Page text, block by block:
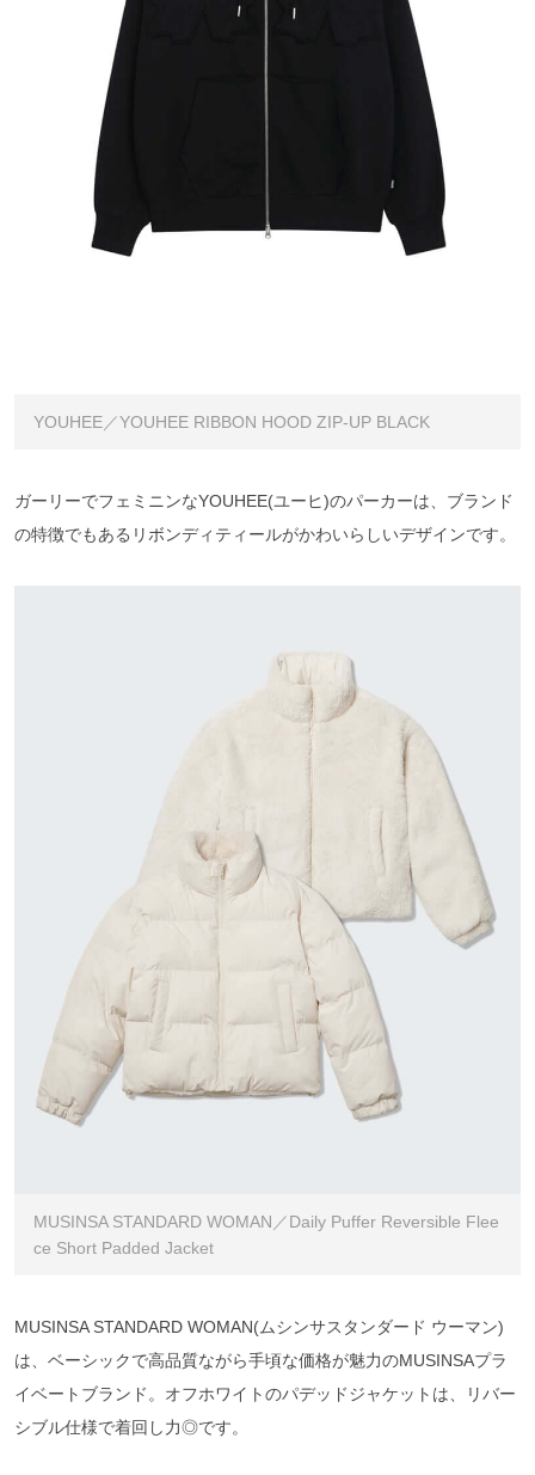
YOUHEE／YOUHEE RIBBON HOOD ZIP-UP BLACK
ガーリーでフェミニンなYOUHEE(ユーヒ)のパーカーは、ブランド
の特徴でもあるリボンディティールがかわいらしいデザインです。
MUSINSA STANDARD WOMAN／Daily Puffer Reversible Flee
ce Short Padded Jacket
MUSINSA STANDARD WOMAN(ムシンサスタンダード ウーマン)
は、ベーシックで高品質ながら手頃な価格が魅力のMUSINSAプラ
イベートブランド。オフホワイトのパデッドジャケットは、リバー
シブル仕様で着回し力◎です。